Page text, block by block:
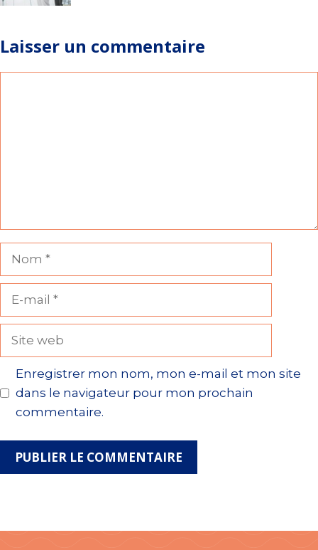
Laisser un commentaire
Nom
Site
Enregistrer mon nom, mon e-mail et mon site
dans le navigateur pour mon prochain
commentaire.